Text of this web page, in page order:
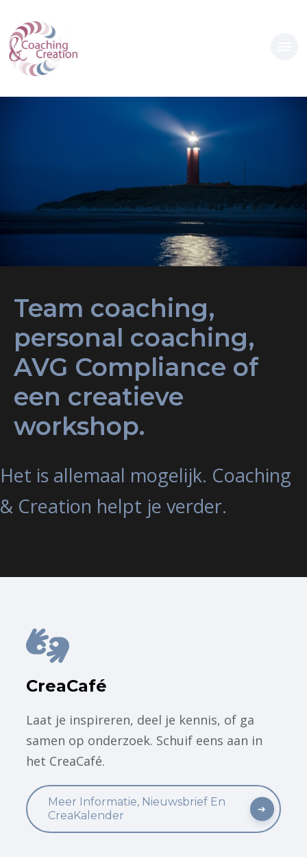
Team coaching,
personal coaching,
AVG Compliance of
een creatieve
workshop.
Het is allemaal mogelijk. Coaching
& Creation helpt je verder.
CreaCafé
Laat je inspireren, deel je kennis, of ga
samen op onderzoek. Schuif eens aan in
het CreaCafé.
Meer Informatie, Nieuwsbrief En
CreaKalender